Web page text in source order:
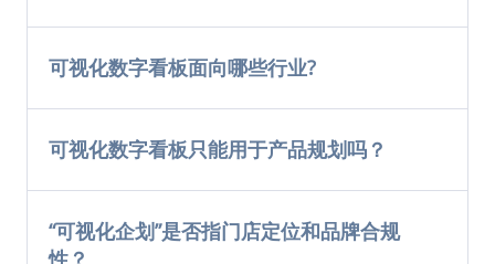
可视化数字看板面向哪些行业?
可视化数字看板只能用于产品规划吗？
“可视化企划”是否指门店定位和品牌合规
性？